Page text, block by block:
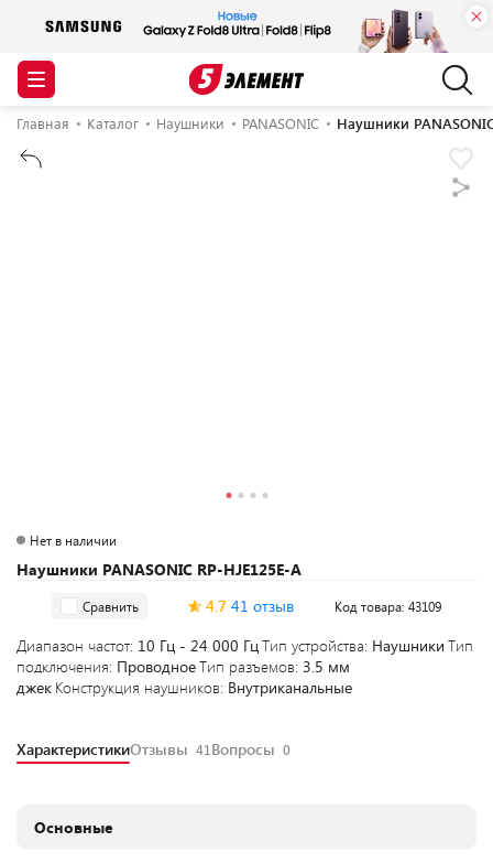
Главная Каталог Наушники PANASONIC Наушники
Наушники PANASONIC RP-HJE125E-A
Нет в наличии
Сравнить 4.7 41 отзыв Код товара: 43109
Диапазон частот: 10 Гц - 24 000 ГцТип устройства: Наушники Тип
подключения: ПроводноеТип разъемов: 3.5 мм
джек Конструкция наушников: Внутриканальные
ХарактеристикиОтзывы 41Вопросы 0
Основные